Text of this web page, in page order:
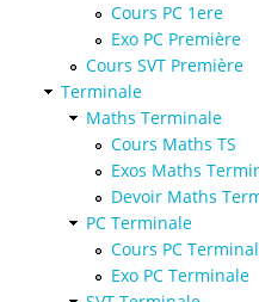
Cours PC 1ere
Exo PC Première
Cours SVT Première
Terminale
Maths Terminale
Cours Maths TS
Exos Maths
Devoir Maths
PC Terminale
Cours PC
Exo PC Terminale